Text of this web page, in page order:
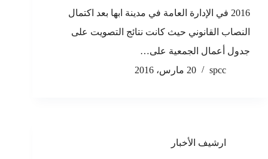
2016 في الإدارة العامة في مدينة ابها بعد اكتمال
النصاب القانوني حيث كانت نتائج التصويت على
جدول أعمال الجمعية على…
spcc
20 مارس، 2016
ارشيف الأخبار